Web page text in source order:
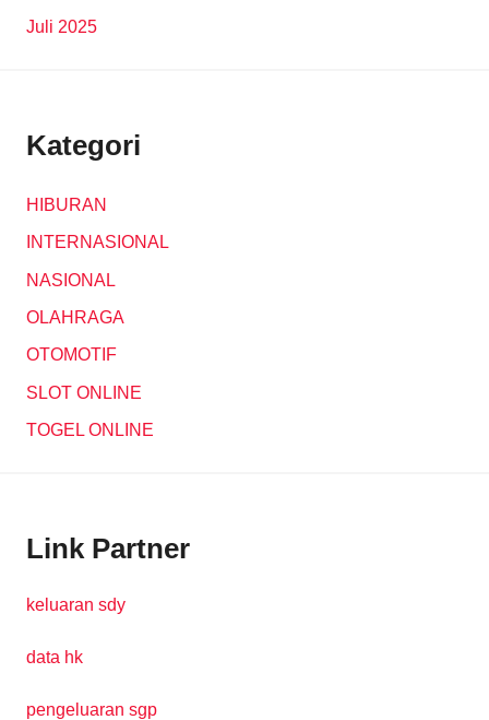
Juli 2025
Kategori
HIBURAN
INTERNASIONAL
NASIONAL
OLAHRAGA
OTOMOTIF
SLOT ONLINE
TOGEL ONLINE
Link Partner
keluaran sdy
data hk
pengeluaran sgp